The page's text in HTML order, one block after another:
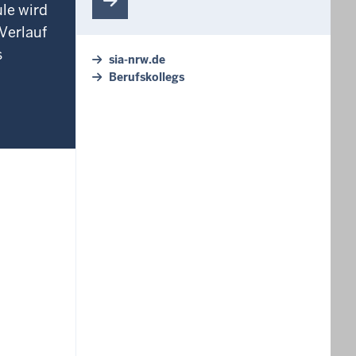
wird
sia-nrw.de
Berufskollegs